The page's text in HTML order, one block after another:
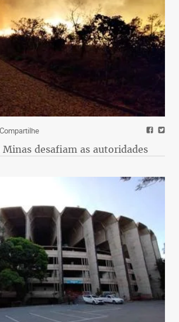
Minas desafiam as autoridades